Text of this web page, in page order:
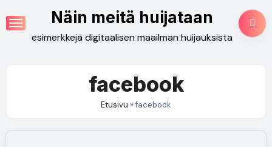
to
content
Näin meitä huijataan
esimerkkejä digitaalisen maailman huijauksista
facebook
Etusivu »facebook